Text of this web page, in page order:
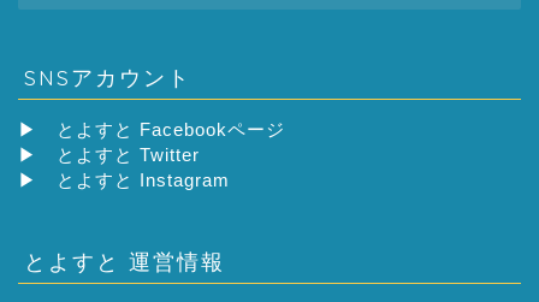
SNSアカウント
▶
とよすと Facebookページ
▶
とよすと Twitter
▶
とよすと Instagram
とよすと 運営情報